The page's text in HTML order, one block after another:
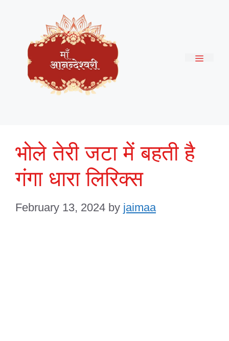
content
भोले तेरी जटा में बहती है
गंगा धारा लिरिक्स
February 13, 2024 by jaimaa